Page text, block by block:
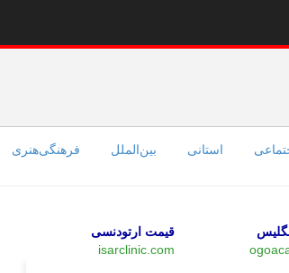
استانی بین‌الملل فرهنگی‌هنری
قیمت ارتودنسی
isarclinic.com